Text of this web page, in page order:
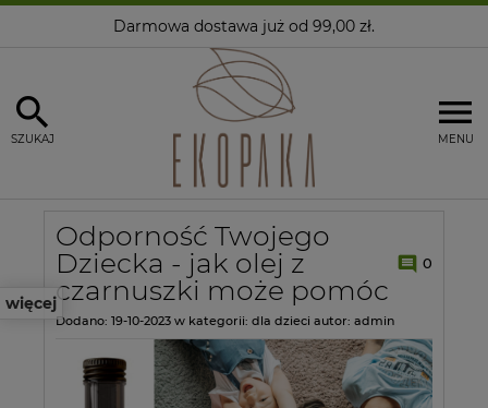
Darmowa dostawa już od 99,00 zł.
MENU
SZUKAJ
więcej
Odporność Twojego
Dziecka - jak olej z
czarnuszki może pomóc
0
Dodano: 19-10-2023 w kategorii: dla dzieci autor: admin